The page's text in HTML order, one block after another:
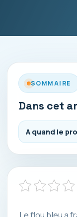
SOMMAIRE
Dans cet
A quand le